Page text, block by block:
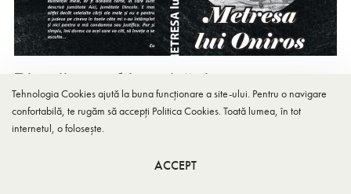
Discuții pe muchia unei cărți
July 6, 2025
Tehnologia Cookies ajută la buna funcționare a site-ului. Pentru o navigare
confortabilă, te rugăm să accepți Politica Cookies. Toată lumea, în tot
internetul, o folosește.
ACCEPT